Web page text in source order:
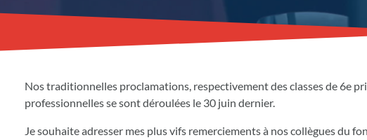
Nos traditionnelles proclamations, respectivement des classes de 6e
professionnelles se sont déroulées le 30 juin dernier.
Je souhaite adresser mes plus vifs remerciements à nos collègues du